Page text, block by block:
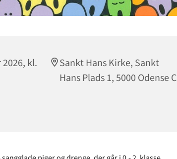
kl.
Sankt Hans Kirke, Sankt
Hans Plads 1, 5000 Odense C